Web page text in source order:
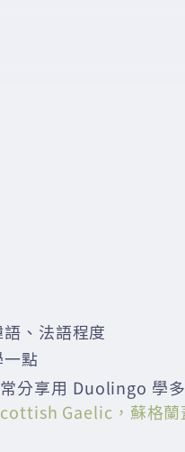
、法語程度
點
分享用 Duolingo 學
Gaelic，蘇格蘭